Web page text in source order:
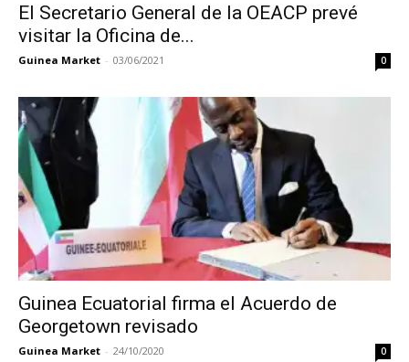
El Secretario General de la OEACP prevé
visitar la Oficina de...
Guinea Market - 03/06/2021 0
Guinea Ecuatorial firma el Acuerdo de
Georgetown revisado
Guinea Market - 24/10/2020 0